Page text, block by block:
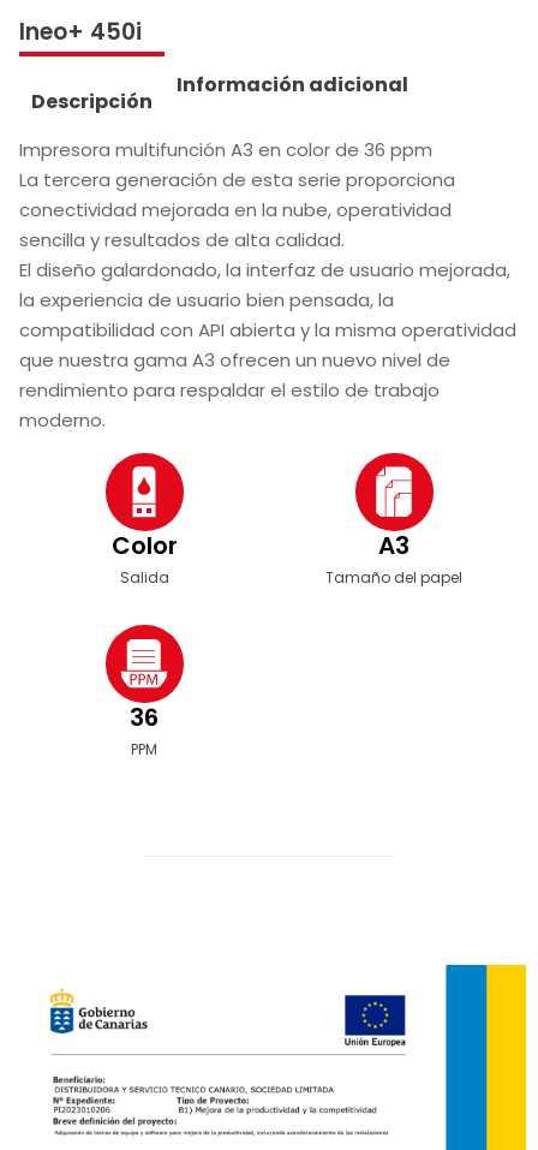
Ineo+ 450i
Descripción
Información adicional
Impresora multifunción A3 en color de 36 ppm
La tercera generación de esta serie proporciona
conectividad mejorada en la nube, operatividad
sencilla y resultados de alta calidad.
El diseño galardonado, la interfaz de usuario mejorada,
la experiencia de usuario bien pensada, la
compatibilidad con API abierta y la misma operatividad
que nuestra gama A3 ofrecen un nuevo nivel de
rendimiento para respaldar el estilo de trabajo
moderno.
Color
Salida
A3
Tamaño del papel
36
PPM